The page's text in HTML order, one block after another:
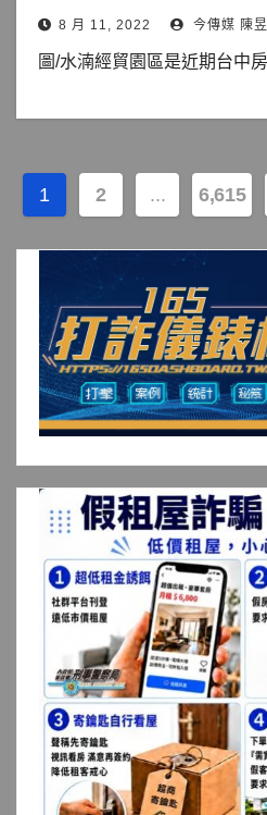
8 月 11, 2022 今傳媒 陳
圖/水湳經貿園區是近期台中
文
章
頁
1 2 ... 6,615